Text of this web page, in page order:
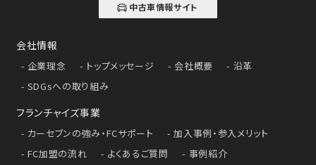
中古車情報サイト
会社情報
企業理念 トップメッセージ 会社概要
沿革
SDGsへの取り組み
フランチャイズ事業
カーセブンの強み・FCサポート
加入事例・参入メリット
FC加盟の流れ
よくあるご質問 事例紹介